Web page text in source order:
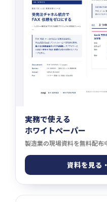
実務で使える
ホワイトペーパー
製造業の現場資料を無料配布
資料を見る